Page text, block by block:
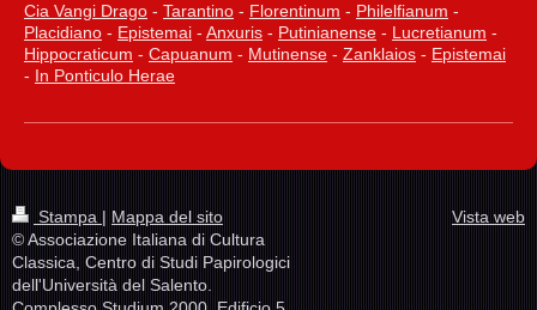
Cia Vangi Drago - Tarantino - Florentinum - Philelfianum -
Placidiano - Epistemai - Anxuris - Putinianense - Lucretianum -
Hippocraticum - Capuanum - Mutinense - Zanklaios - Epistemai
- In Ponticulo Herae
Stampa | Mappa del sito
© Associazione Italiana di Cultura
Classica, Centro di Studi Papirologici
dell'Università del Salento.
Vista web